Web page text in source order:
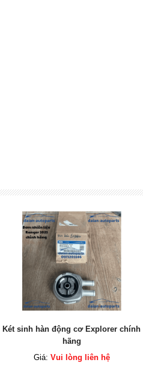
Bơm nhiên liệu Ford Ranger 2023 chính
hãng
Giá:Vui lòng liên hệ